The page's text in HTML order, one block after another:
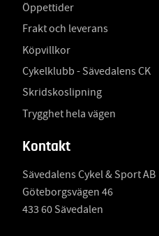
Öppettider
Frakt och leverans
Köpvillkor
Cykelklubb - Sävedalens CK
Skridskoslipning
Trygghet hela vägen
Kontakt
Sävedalens Cykel & Sport AB
Göteborgsvägen 46
433 60 Sävedalen